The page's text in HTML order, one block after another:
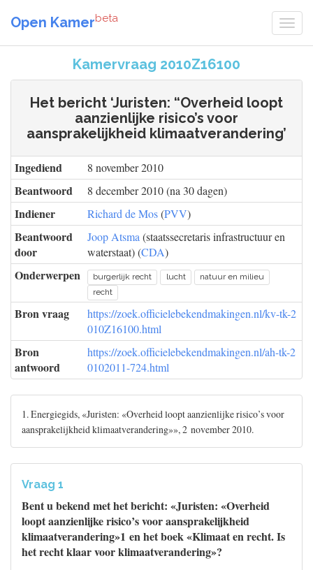
Open Kamerbeta
Kamervraag 2010Z16100
Het bericht ‘Juristen: “Overheid loopt
aanzienlijke risico’s voor
aansprakelijkheid klimaatverandering’
Ingediend 8 november 2010
Beantwoord 8 december 2010 (na 30 dagen)
Indiener Richard de Mos(PVV)
Beantwoord
door
Joop Atsma (staatssecretaris infrastructuur en
waterstaat) (CDA)
Onderwerpen burgerlijk recht lucht
natuur en milieu
recht
Bron vraag
https://zoek.officielebekendmakingen.nl/kv-tk-2
010Z16100.html
Bron
antwoord
https://zoek.officielebekendmakingen.nl/ah-tk-2
0102011-724.html
1. Energiegids, «Juristen: «Overheid loopt aanzienlijke risico’s voor
aansprakelijkheid klimaatverandering»», 2 november 2010.
Vraag 1
Bent u bekend met het bericht: «Juristen: «Overheid
loopt aanzienlijke risico’s voor aansprakelijkheid
klimaatverandering»1 en het boek «Klimaat en recht. Is
het recht klaar voor klimaatverandering»?